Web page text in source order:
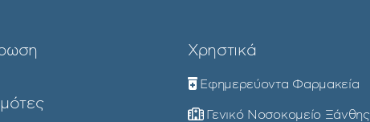
Χρηστικά
Εφημερεύοντα Φαρμακεία
Γενικό Νοσοκομείο Ξάνθης